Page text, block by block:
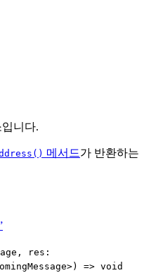
니다.
메서드가 반환하는
res:
=> void